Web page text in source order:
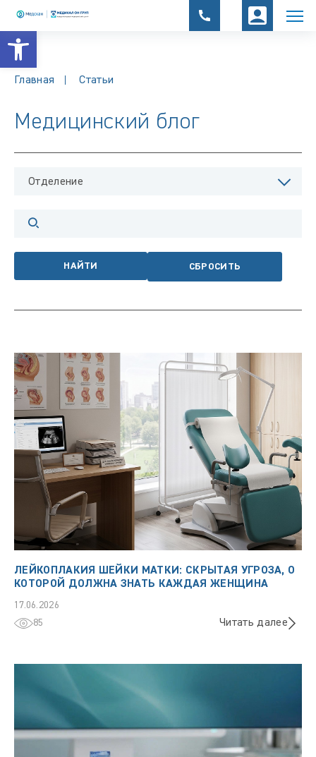
Открыть панель инструментов
Главная Статьи
Медицинский блог
Отделение
НАЙТИ СБРОСИТЬ
ЛЕЙКОПЛАКИЯ ШЕЙКИ МАТКИ: СКРЫТАЯ УГРОЗА, О
КОТОРОЙ ДОЛЖНА ЗНАТЬ КАЖДАЯ ЖЕНЩИНА
17.06.2026
85
Читать далее